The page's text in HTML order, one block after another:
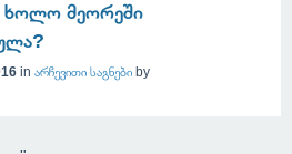
ხოლო მეორეში
in არჩევითი საგნები by